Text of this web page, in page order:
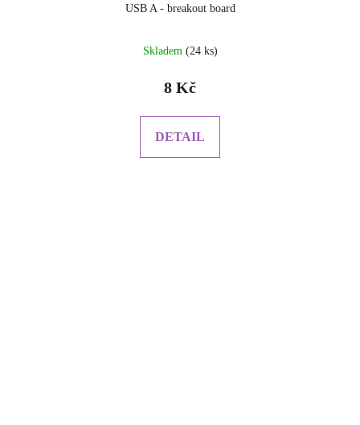
USB A - breakout board
Skladem (24 ks)
8 Kč
DETAIL